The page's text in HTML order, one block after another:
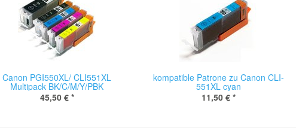
Canon PGI550XL/ CLI551XL
Multipack BK/C/M/Y/PBK
45,50 € *
kompatible Patrone zu Canon CLI-
551XL cyan
11,50 € *